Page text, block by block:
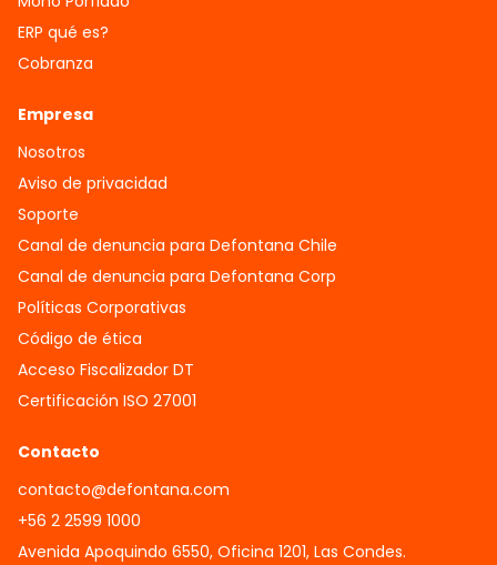
ERP qué es?
Cobranza
Empresa
Nosotros
Aviso de privacidad
Soporte
Canal de denuncia para Defontana Chile
Canal de denuncia para Defontana Corp
Políticas Corporativas
Código de ética
Acceso Fiscalizador DT
Certificación ISO 27001
Contacto
contacto@defontana.com
+56 2 2599 1000
Avenida Apoquindo 6550, Oficina 1201, Las Condes.